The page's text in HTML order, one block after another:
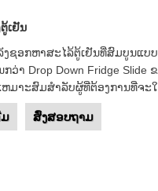
ເຢັນ
ງຊອກຫາສະໄລ້ຕູ້ເຢັນທີ່ສົມບູນແບ
ນກວ່າ Drop Down Fridge
ຫມາະສົມສໍາລັບຜູ້ທີ່ຕ້ອງການທີ່ຈະ
ສົ່ງສອບຖາມ